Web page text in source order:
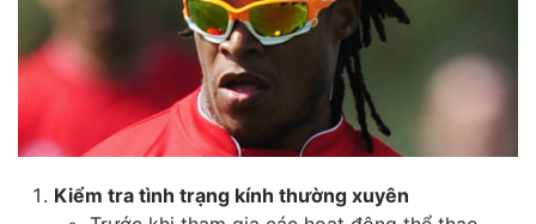
Kiểm tra tình trạng kính thường xuyên